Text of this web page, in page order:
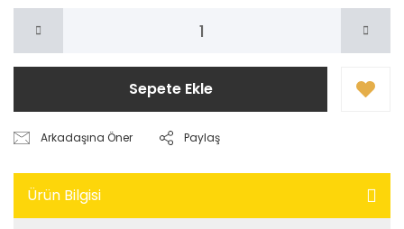
Sepete Ekle
Arkadaşına Öner Paylaş
Ürün Bilgisi